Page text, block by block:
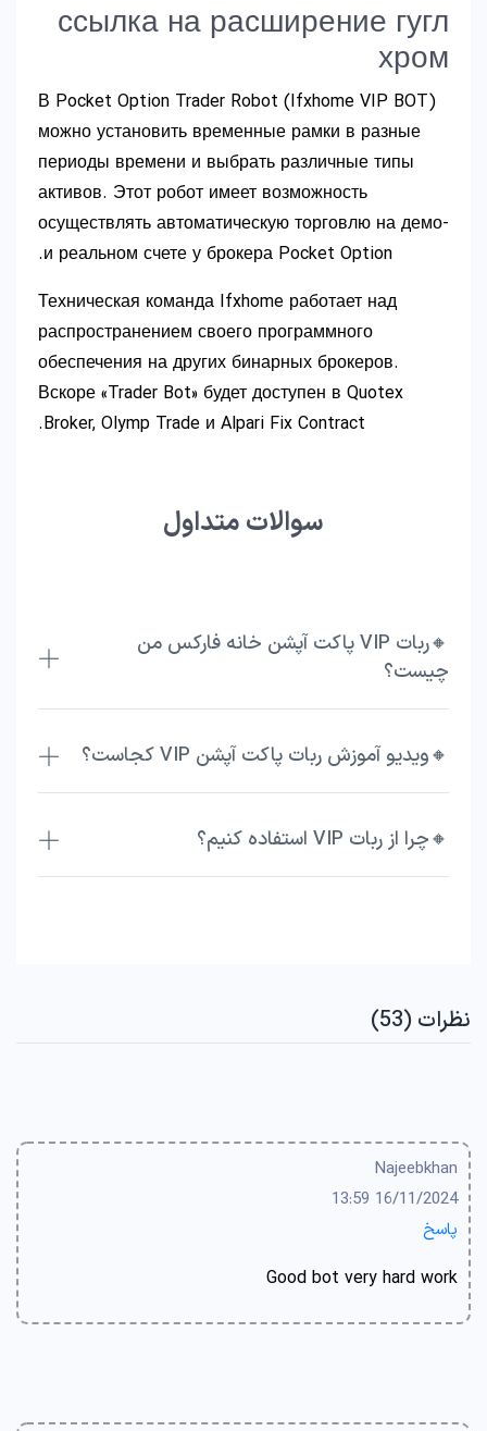
ссылка на расширение гугл
хром
В Pocket Option Trader Robot (Ifxhome VIP BOT)
можно установить временные рамки в разные
периоды времени и выбрать различные типы
активов. Этот робот имеет возможность
осуществлять автоматическую торговлю на демо-
и реальном счете у брокера Pocket Option.
Техническая команда Ifxhome работает над
распространением своего программного
обеспечения на других бинарных брокеров.
Вскоре «Trader Bot» будет доступен в Quotex
Broker, Olymp Trade и Alpari Fix Contract.
سوالات متداول
🔸ربات VIP پاکت آپشن خانه فارکس من
چیست؟
🔸ویدیو آموزش ربات پاکت آپشن VIP کجاست؟
🔸چرا از ربات VIP استفاده کنیم؟
نظرات (53)
Najeebkhan
16/11/2024 13:59
پاسخ
Good bot very hard work